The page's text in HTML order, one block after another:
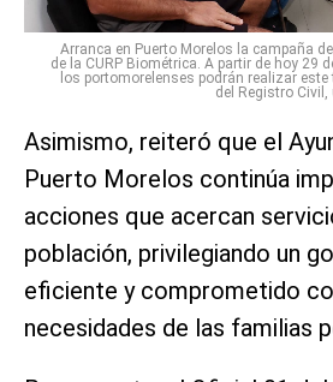
Arranca en Puerto Morelos la campaña
de la CURP Biométrica. A partir de hoy 29
los portomorelenses podrán realizar
del Registro Civil,
Asimismo, reiteró que el
Puerto Morelos continúa
acciones que acercan
población, privilegiando un
eficiente y comprometido
necesidades de las familias